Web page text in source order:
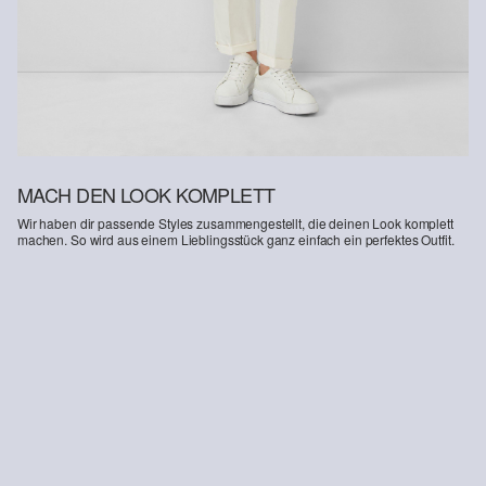
HIER online anmelden.
MACH DEN LOOK KOMPLETT
Wir haben dir passende Styles zusammengestellt, die deinen Look komplett
machen. So wird aus einem Lieblingsstück ganz einfach ein perfektes Outfit.